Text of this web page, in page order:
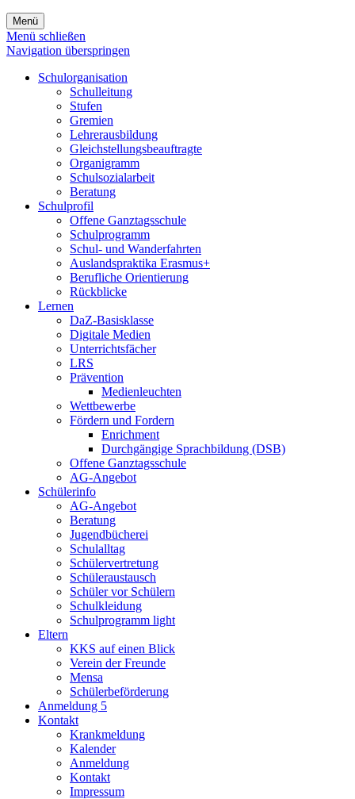
Menü
Menü schließen
Navigation überspringen
Schulorganisation
Schulleitung
Stufen
Gremien
Lehrerausbildung
Gleichstellungsbeauftragte
Organigramm
Schulsozialarbeit
Beratung
Schulprofil
Offene Ganztagsschule
Schulprogramm
Schul- und Wanderfahrten
Auslandspraktika Erasmus+
Berufliche Orientierung
Rückblicke
Lernen
DaZ-Basisklasse
Digitale Medien
Unterrichtsfächer
LRS
Prävention
Medienleuchten
Wettbewerbe
Fördern und Fordern
Enrichment
Durchgängige Sprachbildung (DSB)
Offene Ganztagsschule
AG-Angebot
Schülerinfo
AG-Angebot
Beratung
Jugendbücherei
Schulalltag
Schülervertretung
Schüleraustausch
Schüler vor Schülern
Schulkleidung
Schulprogramm light
Eltern
KKS auf einen Blick
Verein der Freunde
Mensa
Schülerbeförderung
Anmeldung 5
Kontakt
Krankmeldung
Kalender
Anmeldung
Kontakt
Impressum